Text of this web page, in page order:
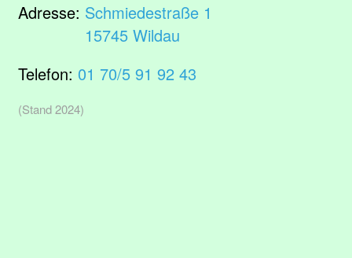
Adresse: Schmiedestraße 1
15745 Wildau
Telefon: 01 70/5 91 92 43
(Stand 2024)